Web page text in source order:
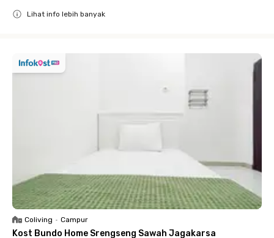
Lihat info lebih banyak
Coliving • Campur
Kost Bundo Home Srengseng Sawah Jagakarsa